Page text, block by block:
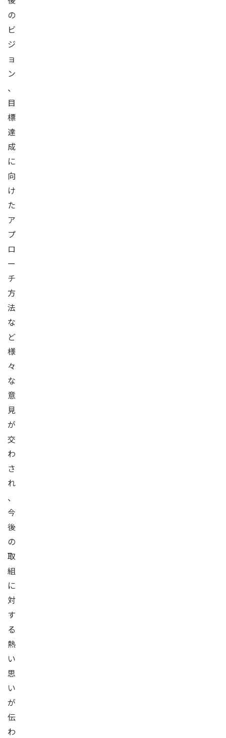
の
ビ
ジ
ョ
ン
、
目
標
達
成
に
向
け
た
ア
プ
ロ
ー
チ
方
法
な
ど
様
々
な
意
見
が
交
わ
さ
れ
、
今
後
の
取
組
に
対
す
る
熱
い
思
い
が
伝
わ